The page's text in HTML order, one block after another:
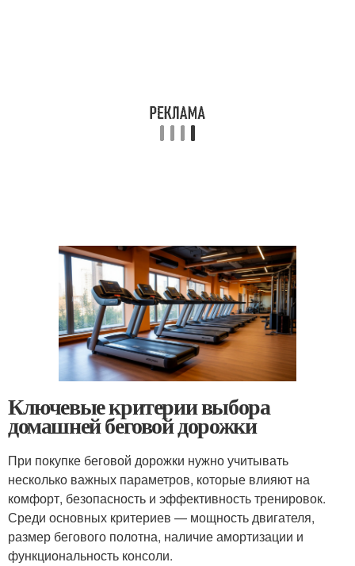
Ключевые критерии выбора
домашней беговой дорожки
При покупке беговой дорожки нужно учитывать
несколько важных параметров, которые влияют на
комфорт, безопасность и эффективность тренировок.
Среди основных критериев — мощность двигателя,
размер бегового полотна, наличие амортизации и
функциональность консоли.